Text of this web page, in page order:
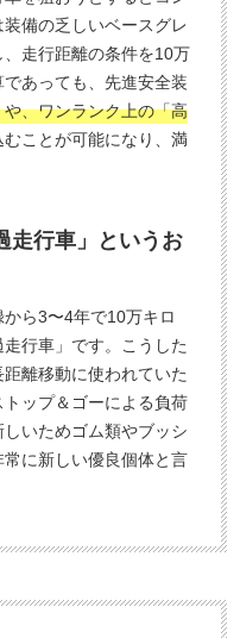
備の乏しいベースグレ
走行距離の条件を10万
あっても、先進安全装
、ワンランク上の「高
むことが可能になり、満
走行車」というお
ら3〜4年で10万キロ
行車」です。こうした
離移動に使われていた
ップ＆ゴーによる負荷
いためゴム類やブッシ
に新しい優良個体と言